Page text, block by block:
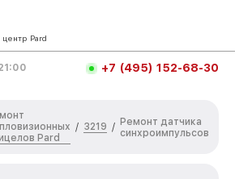
Pard
+7 (495) 152-68-30
Pard
/ 3219 / Ремонт датчика
синхроимпульсов